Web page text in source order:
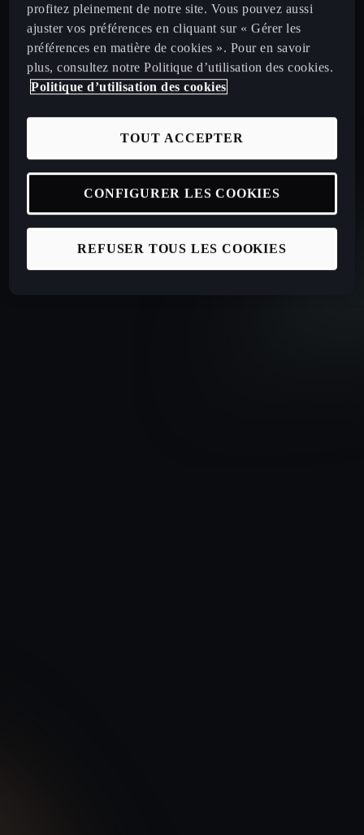
profitez pleinement de notre site. Vous pouvez aussi
ajuster vos préférences en cliquant sur « Gérer les
préférences en matière de cookies ». Pour en savoir
plus, consultez notre Politique d’utilisation des cookies.
Politique d’utilisation des cookies
REFUSER TOUS LES COOKIES
TOUT ACCEPTER
CONFIGURER LES COOKIES